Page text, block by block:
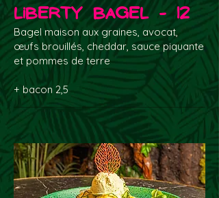
Liberty Bagel - 12
Bagel maison aux graines, avocat,
œufs brouillés, cheddar, sauce piquante
et pommes de terre
+ bacon 2,5